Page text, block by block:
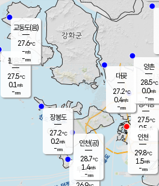
무의도
볼음도
27.5℃
0.1 m/s
-mm
장봉도
27.2℃
0.2m/s
-mm
경서동
27.5℃
0.5 m/s
-mm
대곶
27.2℃
0.4m/s
-mm
양촌
28.5℃
0.0m/s
-mm
인천(공)
28.7℃
1.4m/s
-mm
교동도(음)
27.6℃
-m/s
-mm
인천
29.8℃
1.5m/s
-mm